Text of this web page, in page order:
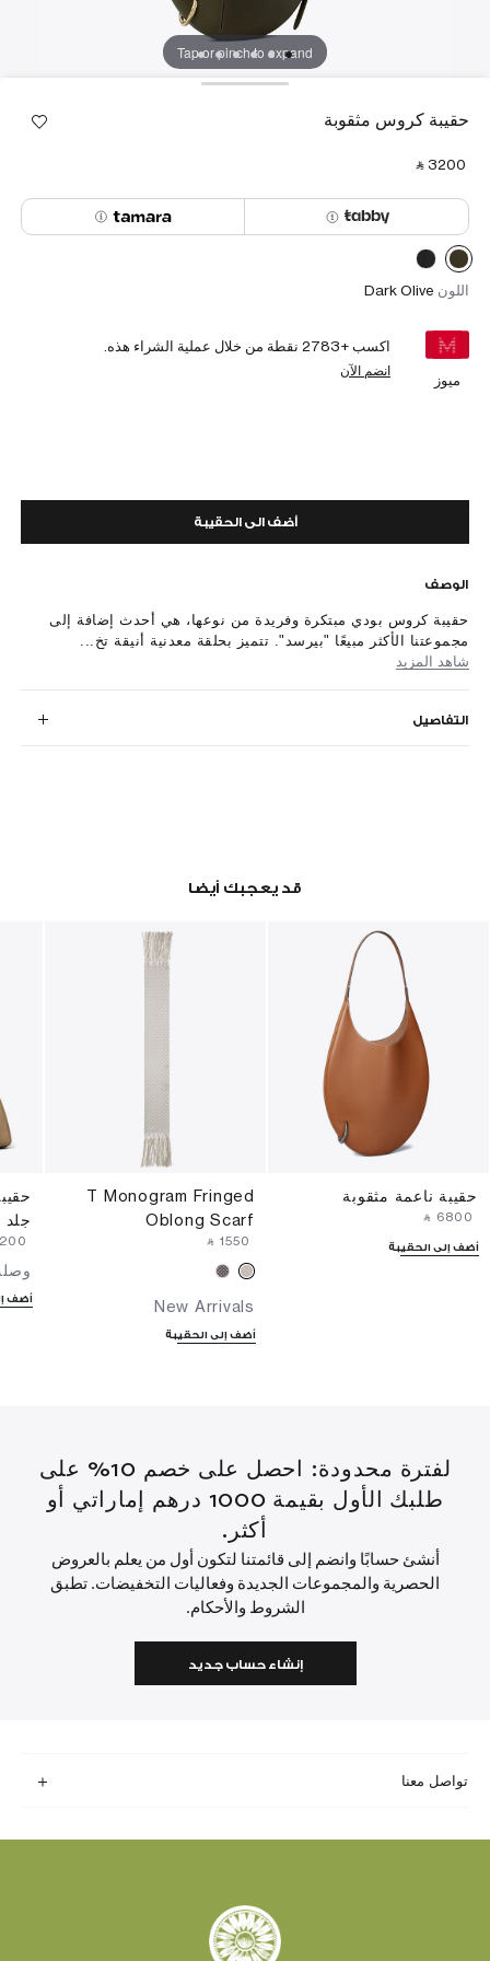
Tap or pinch to expand
حقيبة كروس مثقوبة
‎ ⃁ ⁦3200⁩ ‎
اللون Dark Olive
ميوز
اكسب +2783 نقطة من خلال عملية الشراء هذه.
انضم الآن
أضف الى الحقيبة
الوصف
حقيبة كروس بودي مبتكرة وفريدة من نوعها، هي أحدث إضافة إلى
مجموعتنا الأكثر مبيعًا "بيرسد". تتميز بحلقة معدنية أنيقة تخ...
شاهد المزيد
التفاصيل
قد يعجبك أيضا
حقيبة ناعمة مثقوبة
‎ ⃁ ⁦6800⁩ ‎
أضف إلى الحقيبة
T Monogram Fringed
Oblong Scarf
‎ ⃁ ⁦1550⁩ ‎
New Arrivals
أضف إلى الحقيبة
جلد
أضف
لفترة محدودة: احصل على خصم 10% على
طلبك الأول بقيمة 1000 درهم إماراتي أو
أكثر.
أنشئ حسابًا وانضم إلى قائمتنا لتكون أول من يعلم بالعروض
الحصرية والمجموعات الجديدة وفعاليات التخفيضات. تطبق
الشروط والأحكام.
إنشاء حساب جديد
تواصل معنا